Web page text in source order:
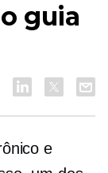
guia
e